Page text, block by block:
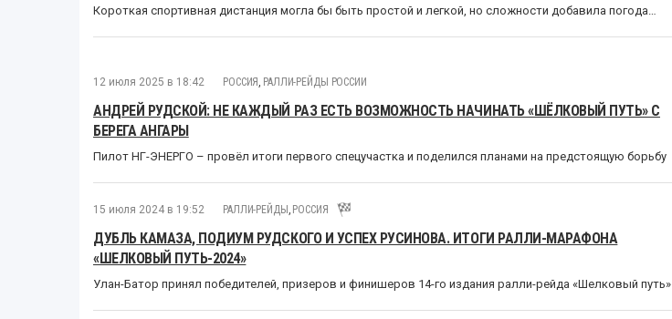
Короткая спортивная дистанция могла бы быть простой и легкой, но сложности добавила погода…
12 июля 2025 в 18:42 РОССИЯ РАЛЛИ-РЕЙДЫ РОССИИ
АНДРЕЙ РУДСКОЙ: НЕ КАЖДЫЙ РАЗ ЕСТЬ ВОЗМОЖНОСТЬ НАЧИНАТЬ «ШЁЛКОВЫЙ ПУТЬ» С
БЕРЕГА АНГАРЫ
Пилот НГ-ЭНЕРГО – провёл итоги первого спецучастка и поделился планами на предстоящую борьбу
15 июля 2024 в 19:52 РАЛЛИ-РЕЙДЫ РОССИЯ
ДУБЛЬ КАМАЗА, ПОДИУМ РУДСКОГО И УСПЕХ РУСИНОВА. ИТОГИ РАЛЛИ-МАРАФОНА
«ШЕЛКОВЫЙ ПУТЬ-2024»
Улан-Батор принял победителей, призеров и финишеров 14-го издания ралли-рейда «Шелковый путь»